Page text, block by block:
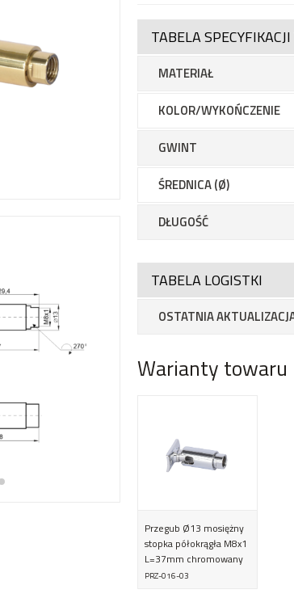
TABELA
MATERIAŁ
KOLOR/WYKOŃCZENIE
GWINT
ŚREDNICA (Ø)
DŁUGOŚĆ
TABELA LOGISTKI
OSTATNIA
Warianty towaru
Przegub Ø13 mosiężny
stopka półokrągła M8x1
L=37mm chromowany
PRZ-016-03